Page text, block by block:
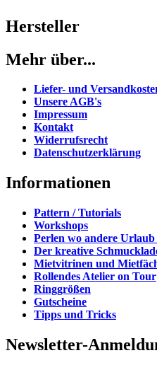
Hersteller
Mehr über...
Liefer- und
Unsere AGB's
Impressum
Kontakt
Widerrufsrecht
Datenschutzerklärung
Informationen
Pattern / Tutorials
Workshops
Perlen wo andere Urlaub
Der kreative
Mietvitrinen und
Rollendes Atelier on Tour
Ringgrößen
Gutscheine
Tipps und Tricks
Newsletter-